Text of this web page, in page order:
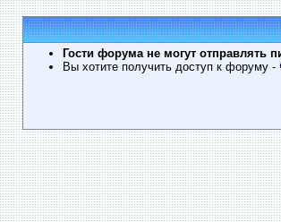
Гости форума не могут отправлять
Вы хотите получить доступ к форуму -